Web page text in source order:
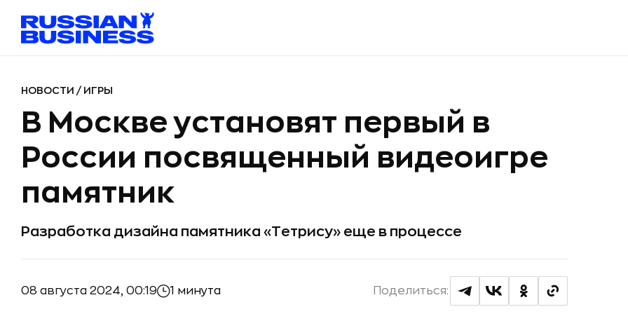
НОВОСТИ / ИГРЫ
В Москве установят первый в
России посвященный видеоигре
памятник
Разработка дизайна памятника «Тетрису» еще в процессе
08 августа 2024, 00:19 1 минута Поделиться: